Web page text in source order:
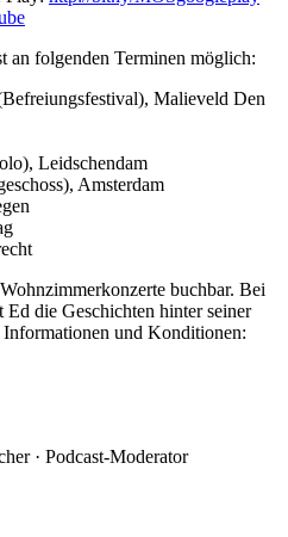
an folgenden Terminen möglich:
Malieveld Den
Leidschendam
Amsterdam
buchbar. Bei
die Geschichten hinter seiner
und Konditionen:
· Podcast-Moderator